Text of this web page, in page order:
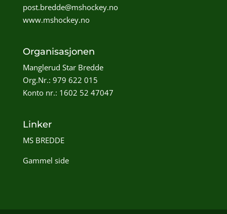
post.bredde@mshockey.no
www.mshockey.no
Organisasjonen
Manglerud Star Bredde
Org.Nr.: 979 622 015
Konto nr.: 1602 52 47047
Linker
MS BREDDE
Gammel side